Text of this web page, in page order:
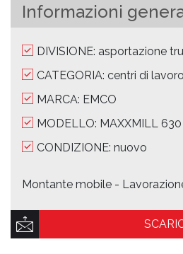
Informazioni
DIVISIONE: asportazione
CATEGORIA: centri di
MARCA: EMCO
MODELLO: MAXXMILL 630
CONDIZIONE: nuovo
Montante mobile -